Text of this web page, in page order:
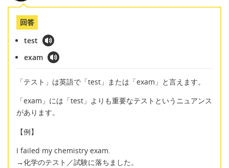
回答
test
exam
「テスト」は英語で「test」または「exam」と言えます。
「exam」には「test」よりも重要なテストというニュアンス
があります。
【例】
I failed my chemistry exam.
→化学のテスト／試験に落ちました。